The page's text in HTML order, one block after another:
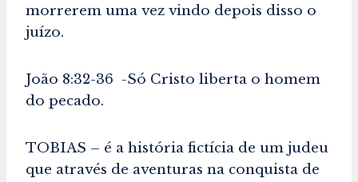
morrerem uma vez vindo depois disso o
juízo.
João 8:32-36 -Só Cristo liberta o homem
do pecado.
TOBIAS – é a história fictícia de um judeu
que através de aventuras na conquista de